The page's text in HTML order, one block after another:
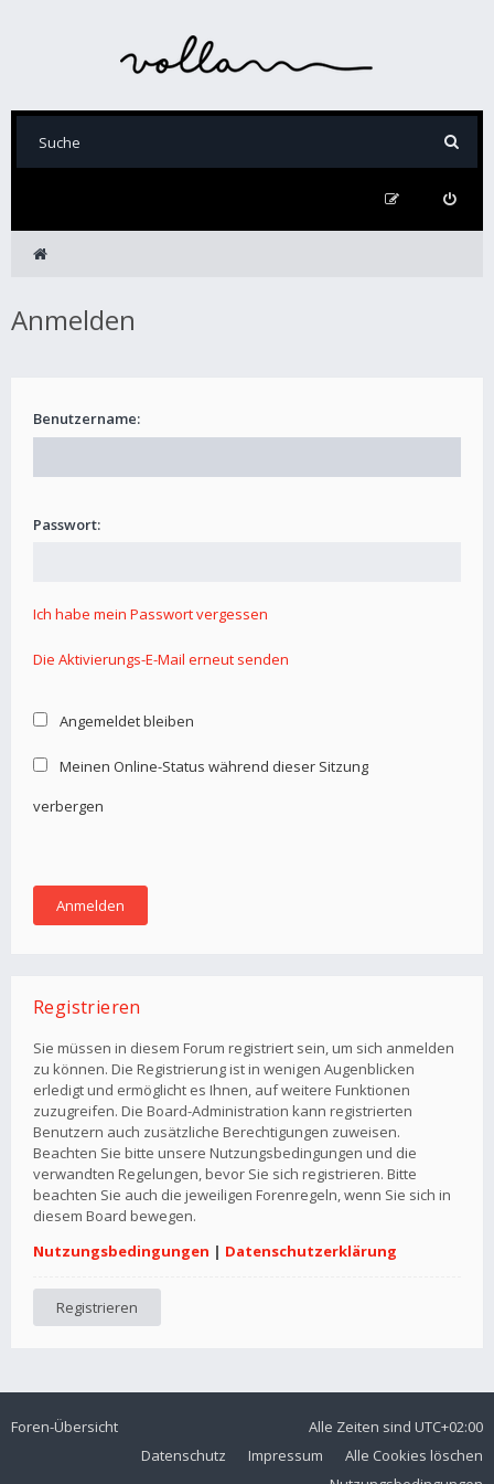
Anmelden
Benutzername:
Passwort:
Ich habe mein Passwort vergessen
Die Aktivierungs-E-Mail erneut senden
Angemeldet bleiben
Meinen Online-Status während dieser Sitzung
verbergen
Registrieren
Sie müssen in diesem Forum registriert sein, um sich anmelden
zu können. Die Registrierung ist in wenigen Augenblicken
erledigt und ermöglicht es Ihnen, auf weitere Funktionen
zuzugreifen. Die Board-Administration kann registrierten
Benutzern auch zusätzliche Berechtigungen zuweisen.
Beachten Sie bitte unsere Nutzungsbedingungen und die
verwandten Regelungen, bevor Sie sich registrieren. Bitte
beachten Sie auch die jeweiligen Forenregeln, wenn Sie sich in
diesem Board bewegen.
Nutzungsbedingungen | Datenschutzerklärung
Registrieren
Foren-Übersicht Alle Zeiten sind UTC+02:00
Alle Cookies löschen
Impressum
Datenschutz